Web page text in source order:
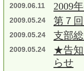
2009.06.11 2009
2009.05.24 第７
2009.05.24 支部
2009.05.24
★告
らせ